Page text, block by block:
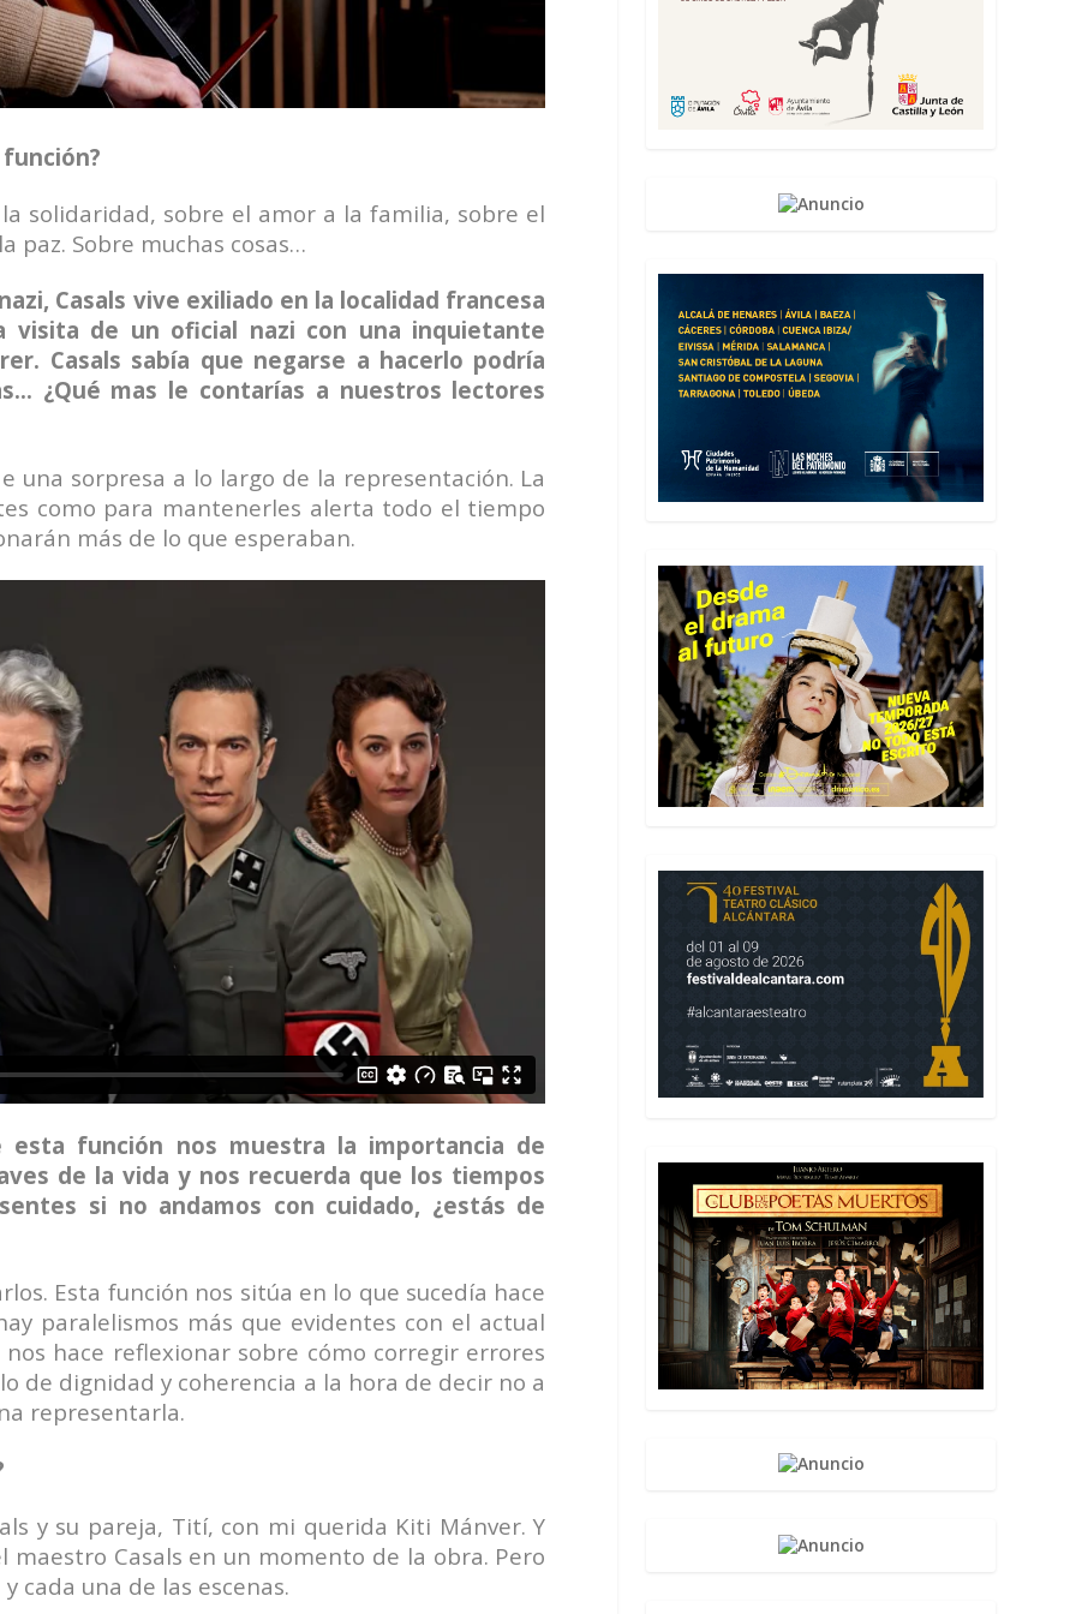
solidaridad, sobre el amor a la familia, sobre el
paz. Sobre muchas cosas…
Casals vive exiliado en la localidad francesa
visita de un oficial nazi con una inquietante
Casals sabía que negarse a hacerlo podría
¿Qué mas le contarías a nuestros lectores
una sorpresa a lo largo de la representación. La
como para mantenerles alerta todo el tiempo
más de lo que esperaban.
esta función nos muestra la importancia de
de la vida y nos recuerda que los tiempos
si no andamos con cuidado, ¿estás de
Esta función nos sitúa en lo que sucedía hace
paralelismos más que evidentes con el actual
hace reflexionar sobre cómo corregir errores
de dignidad y coherencia a la hora de decir no a
representarla.
y su pareja, Tití, con mi querida Kiti Mánver. Y
maestro Casals en un momento de la obra. Pero
cada una de las escenas.